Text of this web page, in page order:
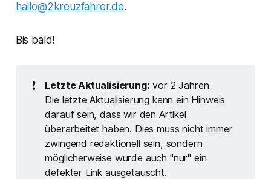
hallo@2kreuzfahrer.de.
Bis bald!
❗ Letzte Aktualisierung: vor 2 Jahren
Die letzte Aktualisierung kann ein Hinweis
darauf sein, dass wir den Artikel
überarbeitet haben. Dies muss nicht immer
zwingend redaktionell sein, sondern
möglicherweise wurde auch "nur" ein
defekter Link ausgetauscht.